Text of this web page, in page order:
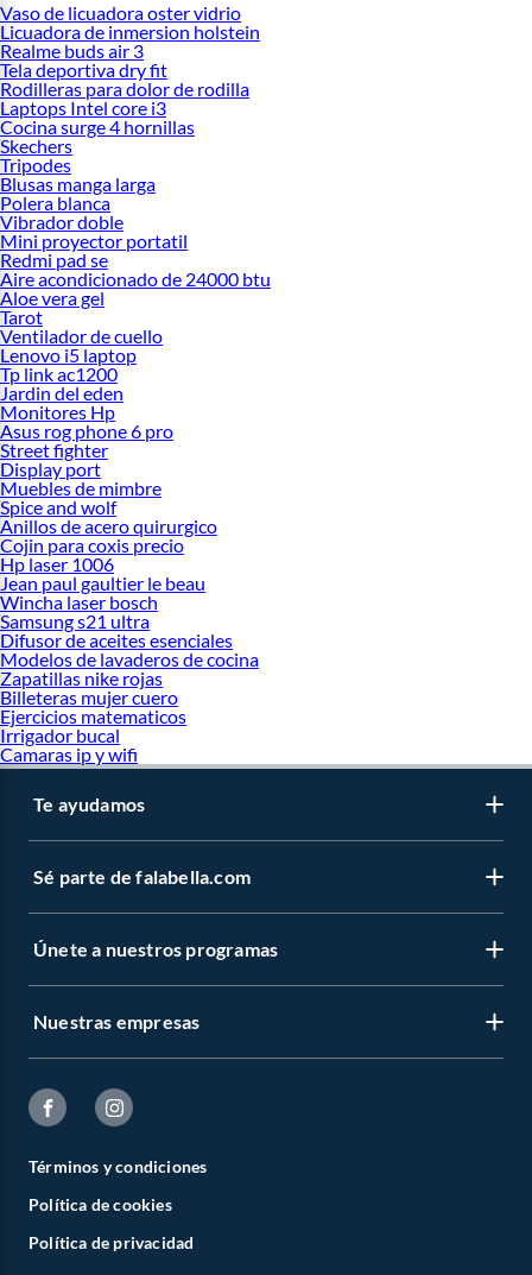
Vaso de licuadora oster vidrio
Licuadora de inmersion holstein
Realme buds air 3
Tela deportiva dry fit
Rodilleras para dolor de rodilla
Laptops Intel core i3
Cocina surge 4 hornillas
Skechers
Tripodes
Blusas manga larga
Polera blanca
Vibrador doble
Mini proyector portatil
Redmi pad se
Aire acondicionado de 24000 btu
Aloe vera gel
Tarot
Ventilador de cuello
Lenovo i5 laptop
Tp link ac1200
Jardin del eden
Monitores Hp
Asus rog phone 6 pro
Street fighter
Display port
Muebles de mimbre
Spice and wolf
Anillos de acero quirurgico
Cojin para coxis precio
Hp laser 1006
Jean paul gaultier le beau
Wincha laser bosch
Samsung s21 ultra
Difusor de aceites esenciales
Modelos de lavaderos de cocina
Zapatillas nike rojas
Billeteras mujer cuero
Ejercicios matematicos
Irrigador bucal
Camaras ip y wifi
Te ayudamos
Sé parte de falabella.com
Únete a nuestros programas
Nuestras empresas
Términos y condiciones
Política de cookies
Política de privacidad